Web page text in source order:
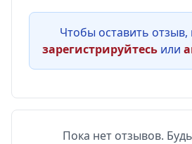
Чтобы оставить отзыв,
зарегистрируйтесь или
Пока нет отзывов.